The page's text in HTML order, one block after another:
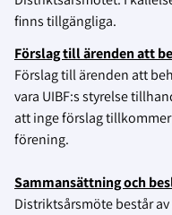
finns tillgängliga.
Förslag till ärenden att
Förslag till ärenden att
vara UIBF:s styrelse
att inge förslag
förening.
Sammansättning och
Distriktsårsmöte består